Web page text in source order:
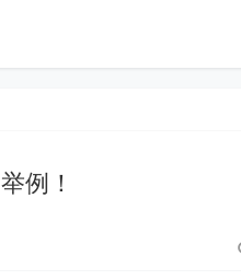
例！